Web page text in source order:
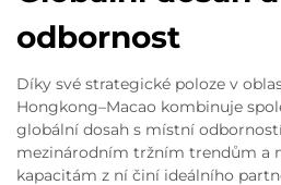
odbornost
Díky své strategické poloze v
Hongkong–Macao kombinuje
globální dosah s místní
mezinárodním tržním trendům a
kapacitám z ní činí ideálního